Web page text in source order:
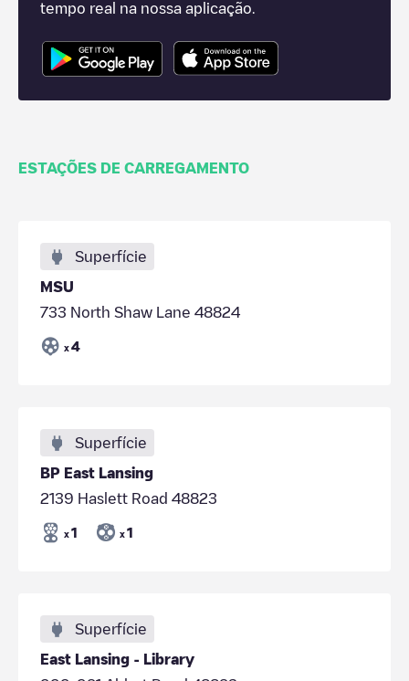
tempo real na nossa aplicação.
ESTAÇÕES DE CARREGAMENTO
Superfície
MSU
733 North Shaw Lane 48824
x 4
Superfície
BP East Lansing
2139 Haslett Road 48823
x 1 x 1
Superfície
East Lansing - Library